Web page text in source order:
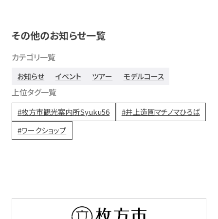
その他のお知らせ一覧
カテゴリ一覧
お知らせ イベント ツアー モデルコース
上位タグ一覧
枚方市観光案内所Syuku56
井上造園マチノマひろば
ワークショップ